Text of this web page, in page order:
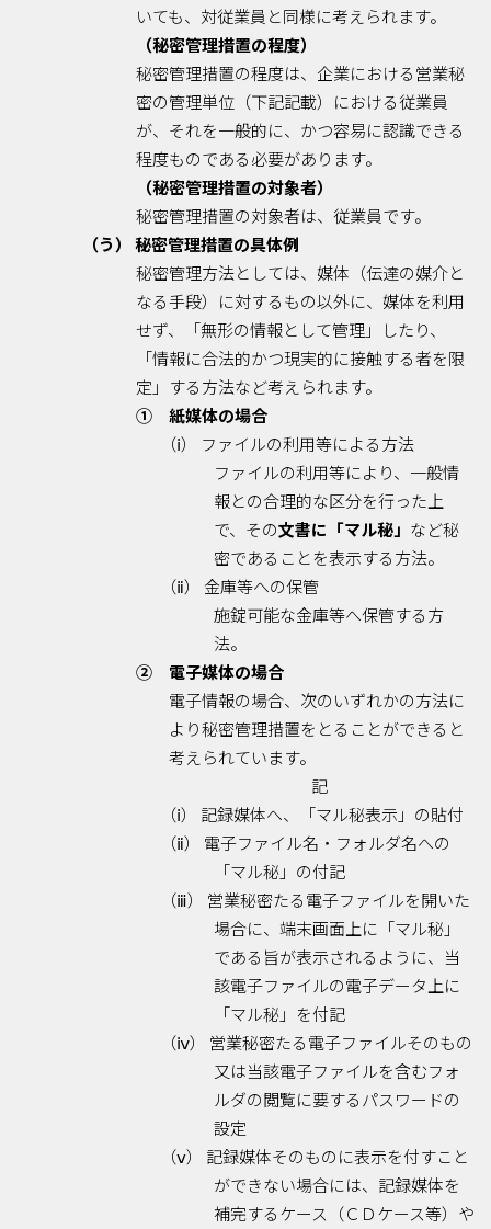
いても、対従業員と同様に考えられます。
（秘密管理措置の程度）
秘密管理措置の程度は、企業における営業秘
密の管理単位（下記記載）における従業員
が、それを一般的に、かつ容易に認識できる
程度ものである必要があります。
（秘密管理措置の対象者）
秘密管理措置の対象者は、従業員です。
（う） 秘密管理措置の具体例
秘密管理方法としては、媒体（伝達の媒介と
なる手段）に対するもの以外に、媒体を利用
せず、「無形の情報として管理」したり、
「情報に合法的かつ現実的に接触する者を限
定」する方法など考えられます。
① 紙媒体の場合
（ⅰ） ファイルの利用等による方法
ファイルの利用等により、一般情
報との合理的な区分を行った上
で、その文書に「マル秘」 など秘
密であることを表示する方法。
（ⅱ） 金庫等への保管
施錠可能な金庫等へ保管する方
法。
② 電子媒体の場合
電子情報の場合、次のいずれかの方法に
より秘密管理措置をとることができると
考えられています。
記
（ⅰ） 記録媒体へ、「マル秘表示」の貼付
（ⅱ） 電子ファイル名・フォルダ名への
「マル秘」の付記
（ⅲ） 営業秘密たる電子ファイルを開いた
場合に、端末画面上に「マル秘」
である旨が表示されるように、当
該電子ファイルの電子データ上に
「マル秘」を付記
（ⅳ） 営業秘密たる電子ファイルそのもの
又は当該電子ファイルを含むフォ
ルダの閲覧に要するパスワードの
設定
（ⅴ） 記録媒体そのものに表示を付すこと
ができない場合には、記録媒体を
補完するケース（ＣＤケース等）や